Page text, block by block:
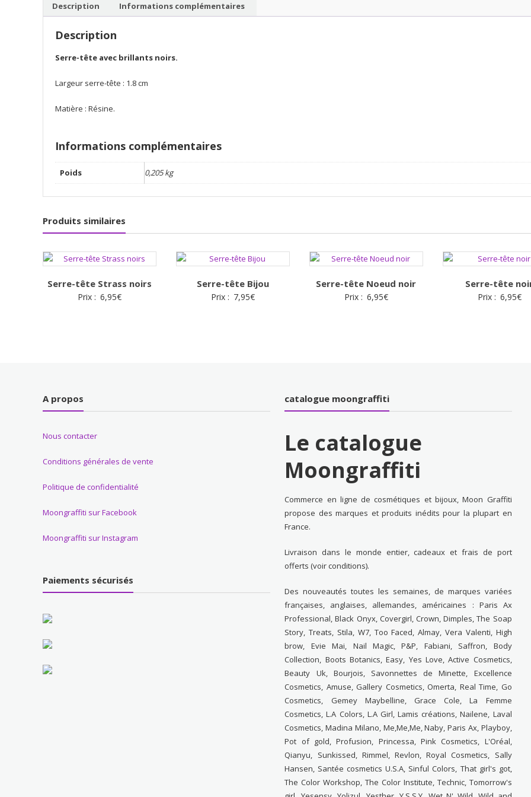
Description Informations complémentaires
Description
Serre-tête avec brillants noirs.
Largeur serre-tête : 1.8 cm
Matière : Résine.
Informations complémentaires
Poids 0,205 kg
Produits similaires
Serre-tête Strass noirs
Prix : 6,95€
Serre-tête Bijou
Prix : 7,95€
Serre-tête Noeud noir
Prix : 6,95€
Serre-tête
Prix : 6,95€
A propos
Nous contacter
Conditions générales de vente
Politique de confidentialité
Moongraffiti sur Facebook
Moongraffiti sur Instagram
Paiements sécurisés
catalogue moongraffiti
Le catalogue
Moongraffiti
Commerce en ligne de cosmétiques et bijoux, Moon Graffiti
propose des marques et produits inédits pour la plupart en
France.
Livraison dans le monde entier, cadeaux et frais de port
offerts (voir conditions).
Des nouveautés toutes les semaines, de marques variées
françaises, anglaises, allemandes, américaines : Paris Ax
Professional, Black Onyx, Covergirl, Crown, Dimples, The Soap
Story, Treats, Stila, W7, Too Faced, Almay, Vera Valenti, High
brow, Evie Mai, Nail Magic, P&P, Fabiani, Saffron, Body
Collection, Boots Botanics, Easy, Yes Love, Active Cosmetics,
Beauty Uk, Bourjois, Savonnettes de Minette, Excellence
Cosmetics, Amuse, Gallery Cosmetics, Omerta, Real Time, Go
Cosmetics, Gemey Maybelline, Grace Cole, La Femme
Cosmetics, L.A Colors, L.A Girl, Lamis créations, Nailene, Laval
Cosmetics, Madina Milano, Me,Me,Me, Naby, Paris Ax, Playboy,
Pot of gold, Profusion, Princessa, Pink Cosmetics, L'Oréal,
Qianyu, Sunkissed, Rimmel, Revlon, Royal Cosmetics, Sally
Hansen, Santée cosmetics U.S.A, Sinful Colors, That girl's got,
The Color Workshop, The Color Institute, Technic, Tomorrow's